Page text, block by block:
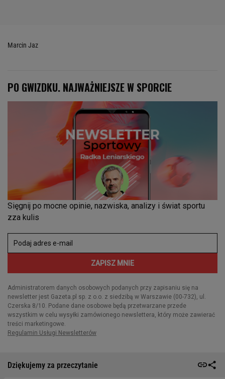
Marcin Jaz
Dziękujemy za przeczytanie